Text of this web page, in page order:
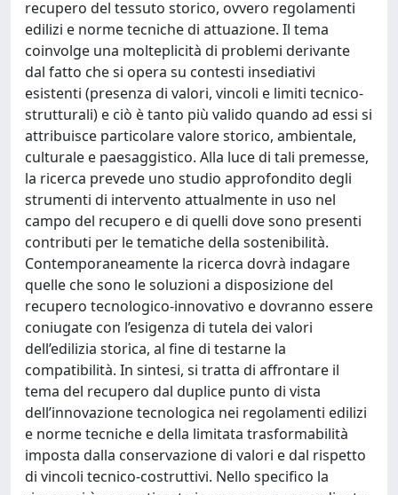
recupero del tessuto storico, ovvero regolamenti
edilizi e norme tecniche di attuazione. Il tema
coinvolge una molteplicità di problemi derivante
dal fatto che si opera su contesti insediativi
esistenti (presenza di valori, vincoli e limiti tecnico-
strutturali) e ciò è tanto più valido quando ad essi si
attribuisce particolare valore storico, ambientale,
culturale e paesaggistico. Alla luce di tali premesse,
la ricerca prevede uno studio approfondito degli
strumenti di intervento attualmente in uso nel
campo del recupero e di quelli dove sono presenti
contributi per le tematiche della sostenibilità.
Contemporaneamente la ricerca dovrà indagare
quelle che sono le soluzioni a disposizione del
recupero tecnologico-innovativo e dovranno essere
coniugate con l’esigenza di tutela dei valori
dell’edilizia storica, al fine di testarne la
compatibilità. In sintesi, si tratta di affrontare il
tema del recupero dal duplice punto di vista
dell’innovazione tecnologica nei regolamenti edilizi
e norme tecniche e della limitata trasformabilità
imposta dalla conservazione di valori e dal rispetto
di vincoli tecnico-costruttivi. Nello specifico la